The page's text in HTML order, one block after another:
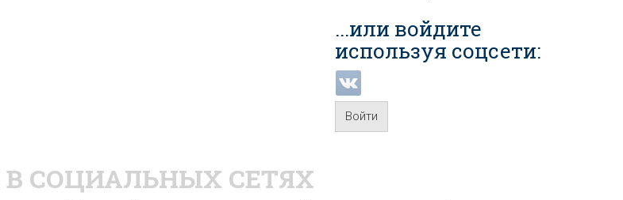
...или войдите
используя соцсети:
Войти
В СОЦИАЛЬНЫХ СЕТЯХ